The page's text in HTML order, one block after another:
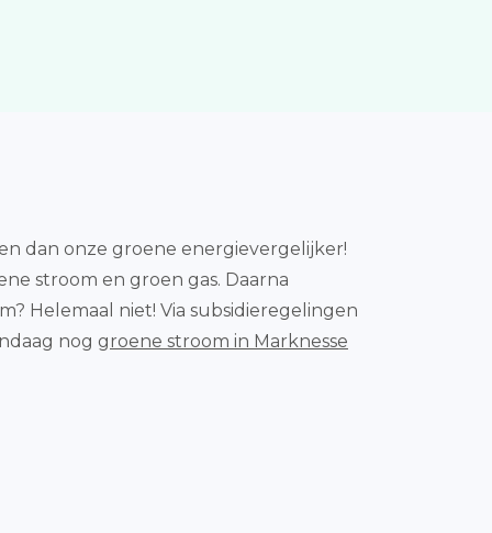
dan onze groene energievergelijker!
stroom en groen gas. Daarna
Helemaal niet! Via subsidieregelingen
nog groene stroom in Marknesse